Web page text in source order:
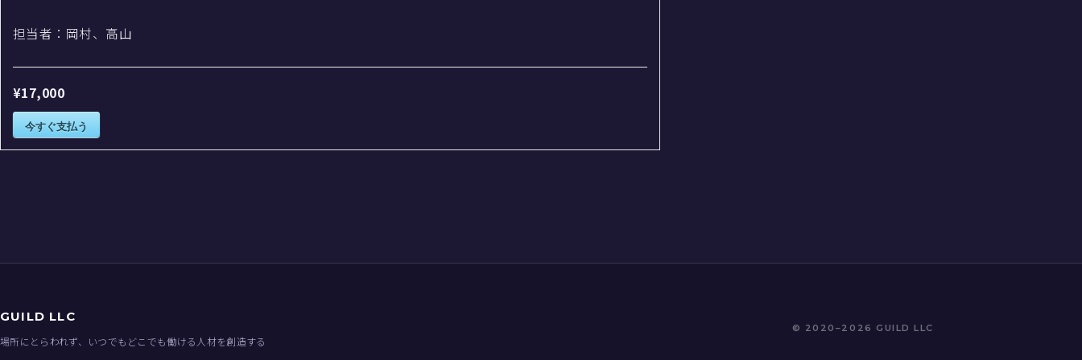
担当者：岡村、高山
¥17,000
今すぐ支払う
GUILD LLC
場所にとらわれず、いつでもどこでも働ける人材を創造する
© 2020–2026 GUILD LLC